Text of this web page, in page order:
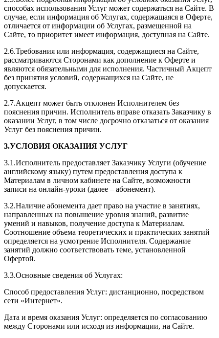
способах использования Услуг может содержаться на Сайте. В
случае, если информация об Услугах, содержащаяся в Оферте,
отличается от информации об Услугах, размещенной на
Сайте, то приоритет имеет информация, доступная на Сайте.
2.6.Требования или информация, содержащиеся на Сайте,
рассматриваются Сторонами как дополнение к Оферте и
являются обязательными для исполнения. Частичный Акцепт
без принятия условий, содержащихся на Сайте, не
допускается.
2.7.Акцепт может быть отклонен Исполнителем без
пояснения причин. Исполнитель вправе отказать Заказчику в
оказании Услуг, в том числе досрочно отказаться от оказания
Услуг без пояснения причин.
3.УСЛОВИЯ ОКАЗАНИЯ УСЛУГ
3.1.Исполнитель предоставляет Заказчику Услуги (обучение
английскому языку) путем предоставления доступа к
Материалам в личном кабинете на Сайте, возможности
записи на онлайн-уроки (далее – абонемент).
3.2.Наличие абонемента дает право на участие в занятиях,
направленных на повышение уровня знаний, развитие
умений и навыков, получение доступа к Материалам.
Соотношение объема теоретических и практических занятий
определяется на усмотрение Исполнителя. Содержание
занятий должно соответствовать теме, установленной
Офертой.
3.3.Основные сведения об Услугах:
Способ предоставления Услуг: дистанционно, посредством
сети «Интернет».
Дата и время оказания Услуг: определяется по согласованию
между Сторонами или исходя из информации, на Сайте.